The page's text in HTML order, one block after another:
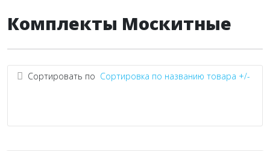
Комплекты Москитные
Сортировать по Сортировка по названию товара +/-